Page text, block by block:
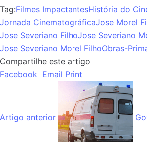
Tag:Filmes ImpactantesHistória do
Jornada CinematográficaJose Morel
Jose Severiano FilhoJose Severiano
Jose Severiano Morel FilhoObras-
Compartilhe este artigo
Facebook Email Print
Artigo anterior